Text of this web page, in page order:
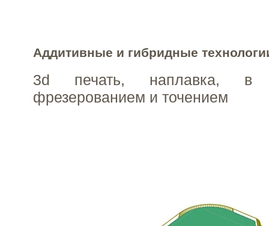
Аддитивные и гибридные
3d печать, наплавка, в
фрезерованием и точением